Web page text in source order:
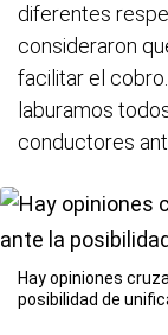
diferentes
consideraron
facilitar el
laburamos
conductores
Hay opiniones
posibilidad de